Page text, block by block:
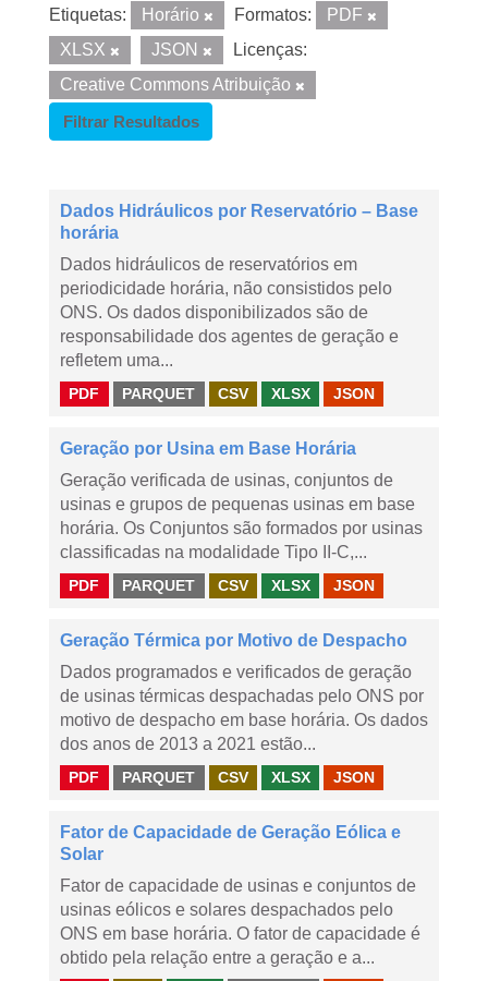
Etiquetas: Horário Formatos:
PDF
XLSX
JSON
Licenças:
Creative Commons Atribuição
Filtrar Resultados
Dados Hidráulicos por Reservatório – Base
horária
Dados hidráulicos de reservatórios em
periodicidade horária, não consistidos pelo
ONS. Os dados disponibilizados são de
responsabilidade dos agentes de geração e
refletem uma...
PDF PARQUET CSV XLSX JSON
Geração por Usina em Base Horária
Geração verificada de usinas, conjuntos de
usinas e grupos de pequenas usinas em base
horária. Os Conjuntos são formados por usinas
classificadas na modalidade Tipo II-C,...
PDF PARQUET CSV XLSX JSON
Geração Térmica por Motivo de Despacho
Dados programados e verificados de geração
de usinas térmicas despachadas pelo ONS por
motivo de despacho em base horária. Os dados
dos anos de 2013 a 2021 estão...
PDF PARQUET CSV XLSX JSON
Fator de Capacidade de Geração Eólica e
Solar
Fator de capacidade de usinas e conjuntos de
usinas eólicos e solares despachados pelo
ONS em base horária. O fator de capacidade é
obtido pela relação entre a geração e a...